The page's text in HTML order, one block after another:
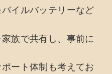
イルバッテリーなど
族で共有し、事前に
ート体制も考えてお